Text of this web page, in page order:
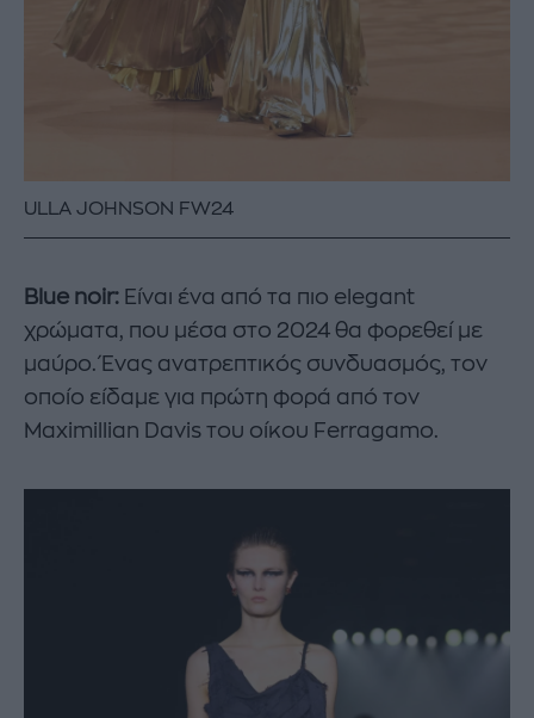
ULLA JOHNSON FW24
Blue noir: Είναι ένα από τα πιο elegant
χρώματα, που μέσα στο 2024 θα φορεθεί με
μαύρο. Ένας ανατρεπτικός συνδυασμός, τον
οποίο είδαμε για πρώτη φορά από τον
Maximillian Davis του οίκου Ferragamo.